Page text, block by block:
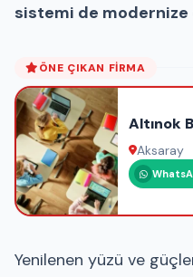
sistemi de
ÖNE ÇIKAN FIRMA
Altınok
Aksaray
Yenilenen yüzü ve